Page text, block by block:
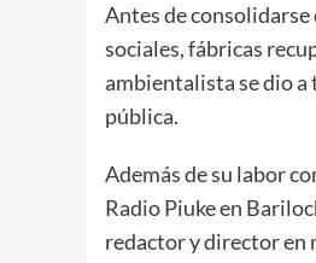
Antes de
sociales, fábricas
ambientalista se dio a
pública.
Además de su labor
Radio Piuke en
redactor y director en